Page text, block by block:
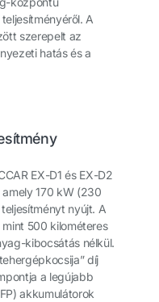
A
szerepelt az
hatás és a
EX-D1 és EX-D2
170 kW (230
nyújt. A
500 kilométeres
kibocsátás nélkül.
díj
a legújabb
akkumulátorok